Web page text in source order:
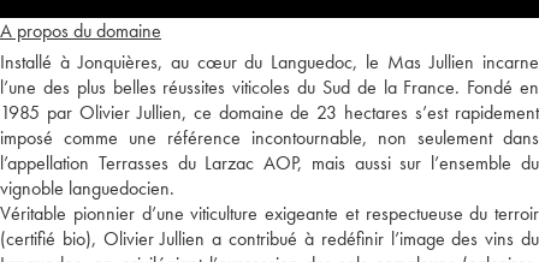
A propos du domaine
Installé à Jonquières, au cœur du Languedoc, le Mas Jullien incarne
l’une des plus belles réussites viticoles du Sud de la France. Fondé en
1985 par Olivier Jullien, ce domaine de 23 hectares s’est rapidement
imposé comme une référence incontournable, non seulement dans
l’appellation Terrasses du Larzac AOP, mais aussi sur l’ensemble du
vignoble languedocien.
Véritable pionnier d’une viticulture exigeante et respectueuse du terroir
(certifié bio), Olivier Jullien a contribué à redéfinir l’image des vins du